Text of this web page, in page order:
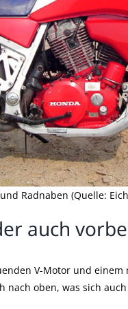
Radnaben (Quelle:
auch
V-Motor und
nach oben, was sich